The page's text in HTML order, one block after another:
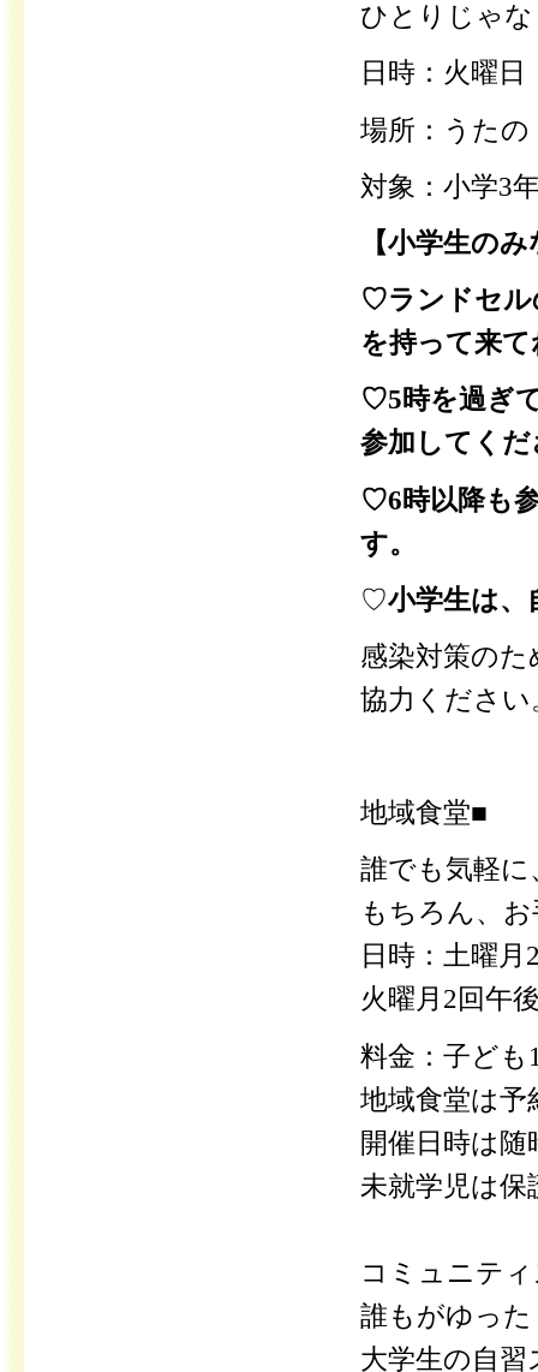
ひとりじゃ
日時：火曜
場所：うた
対象：小学3
【小学生の
♡ランドセル
を持って来て
♡5時を過ぎ
参加してくだ
♡6時以降も
す。
♡小学生は、
感染対策のた
協力ください
地域食堂■
誰でも気軽
もちろん、
日時：土曜月
火曜月2回午
料金：子ども
地域食堂は予
開催日時は
未就学児は保
コミュニテ
誰もがゆっ
大学生の自